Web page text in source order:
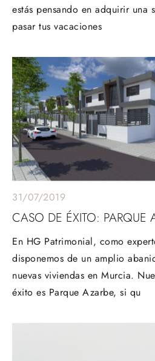
estás pensando en adquirir una
pasar tus vacaciones
31/07/2019
CASO DE ÉXITO: PARQUE
En HG Patrimonial, como
disponemos de un amplio
nuevas viviendas en Murcia.
éxito es Parque Azarbe, si qu